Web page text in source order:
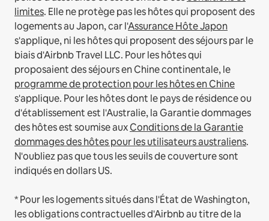
limites. Elle ne protège pas les hôtes qui proposent des
logements au Japon, car l'Assurance Hôte Japon
s'applique, ni les hôtes qui proposent des séjours par le
biais d'Airbnb Travel LLC. Pour les hôtes qui
proposaient des séjours en Chine continentale, le
programme de protection pour les hôtes en Chine
s'applique. Pour les hôtes dont le pays de résidence ou
d'établissement est l'Australie, la Garantie dommages
des hôtes est soumise auxConditions de la Garantie
dommages des hôtes pour les utilisateurs australiens.
N'oubliez pas que tous les seuils de couverture sont
indiqués en dollars US.
* Pour les logements situés dans l'État de Washington,
les obligations contractuelles d'Airbnb au titre de la